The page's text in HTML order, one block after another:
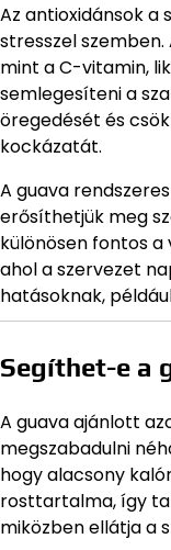
Az antioxidánsok a
stresszel
mint a C-vitamin,
semlegesíteni a
öregedését és
kockázatát.
A guava
erősíthetjük meg
különösen fontos
ahol a szervezet
hatásoknak,
Segíthet-e a
A guava ajánlott
megszabadulni
hogy alacsony
rosttartalma, így
miközben ellátja a